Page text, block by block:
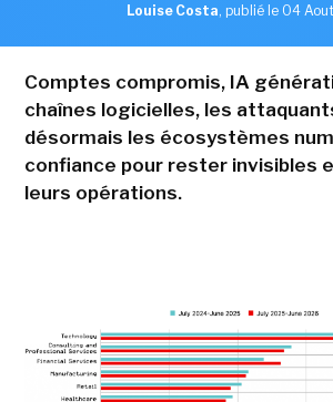
Louise Costa, publié le 04
Comptes compromis, IA
chaînes logicielles, les
désormais les écosystèmes
confiance pour rester invisibles
leurs opérations.